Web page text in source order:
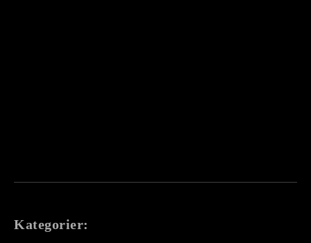
Kategorier: